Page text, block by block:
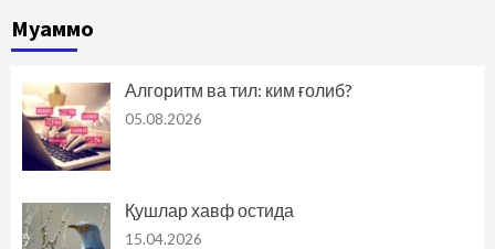
Муаммо
Алгоритм ва тил: ким ғолиб?
05.08.2026
Қушлар хавф остида
15.04.2026